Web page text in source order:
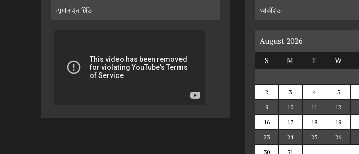
এ্যালাইন টিভি আর্কাইভ
August 2026
S
M T W
2
3 4 5
9
10 11 12
16
17 18 19
23
24 25 26
30
31